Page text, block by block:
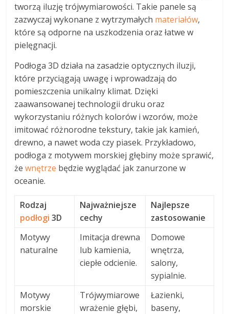
tworzą iluzję trójwymiarowości. Takie panele są
zazwyczaj wykonane z wytrzymałych materiałów,
które są odporne na uszkodzenia oraz łatwe w
pielęgnacji.
Podłoga 3D działa na zasadzie optycznych iluzji,
które przyciągają uwagę i wprowadzają do
pomieszczenia unikalny klimat. Dzięki
zaawansowanej technologii druku oraz
wykorzystaniu różnych kolorów i wzorów, może
imitować różnorodne tekstury, takie jak kamień,
drewno, a nawet woda czy piasek. Przykładowo,
podłoga z motywem morskiej głębiny może sprawić,
żewnętrze będzie wyglądać jak zanurzone w
oceanie.
Rodzaj
podłogi 3D
Najważniejsze
cechy
Najlepsze
zastosowanie
Motywy
naturalne
Imitacja drewna
lub kamienia,
ciepłe odcienie.
Domowe
wnętrza,
salony,
sypialnie.
Motywy
morskie
Trójwymiarowe
wrażenie głębi,
Łazienki,
baseny,